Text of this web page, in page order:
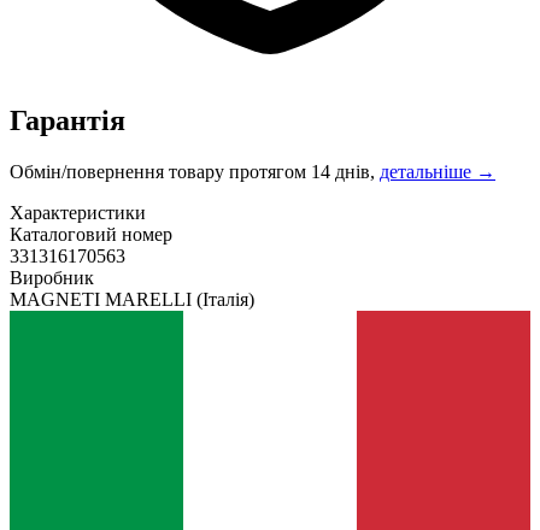
Гарантія
Обмін/повернення товару протягом 14 днів, детальніше →
Характеристики
Каталоговий номер
331316170563
Виробник
MAGNETI MARELLI (Італія)